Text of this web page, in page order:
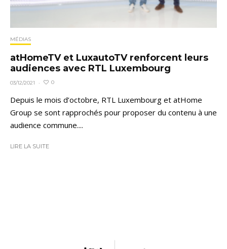
MÉDIAS
atHomeTV et LuxautoTV renforcent leurs
audiences avec RTL Luxembourg
03/12/2021 · 0
Depuis le mois d’octobre, RTL Luxembourg et atHome
Group se sont rapprochés pour proposer du contenu à une
audience commune....
LIRE LA SUITE